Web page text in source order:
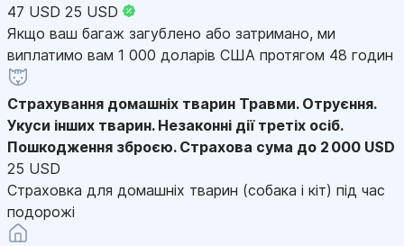
47 USD 25 USD
Якщо ваш багаж загублено або затримано, ми
виплатимо вам 1 000 доларів США протягом 48 годин
Страхування домашніх тварин Травми. Отруєння.
Укуси інших тварин. Незаконні дії третіх осіб.
Пошкодження зброєю. Страхова сума до 2 000 USD
25 USD
Страховка для домашніх тварин (собака і кіт) під час
подорожі